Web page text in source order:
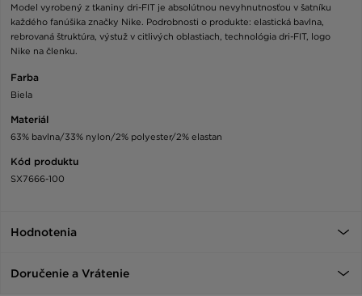
Model vyrobený z tkaniny dri-FIT je absolútnou nevyhnutnosťou v šatníku
každého fanúšika značky Nike. Podrobnosti o produkte: elastická bavlna,
rebrovaná štruktúra, výstuž v citlivých oblastiach, technológia dri-FIT, logo
Nike na členku.
Farba
Biela
Materiál
63% bavlna/33% nylon/2% polyester/2% elastan
Kód produktu
SX7666-100
Hodnotenia
Doručenie a Vrátenie